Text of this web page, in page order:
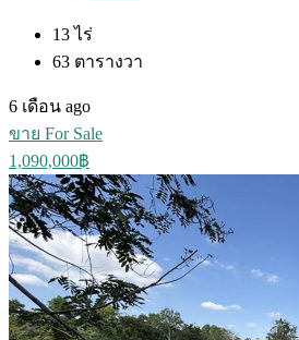
13ไร่
63 ตารางวา
6 เดือน ago
ขาย For Sale
1,090,000฿